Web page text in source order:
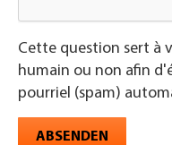
Cette question sert à
humain ou non afin
pourriel (spam)
ABSENDEN